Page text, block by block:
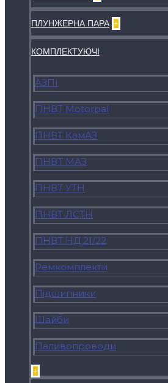
ПЛУНЖЕРНА ПАРА +
КОМПЛЕКТУЮЧI
АЗПІ
ПНВТ Motorpal
ПНВТ КамАЗ
ПНВТ МАЗ
ПНВТ УТН
ПНВТ ЛСТН
ПНВТ НД 21/22
Ремкомплекти
Підшипники
Шайби
Паливопроводи
+